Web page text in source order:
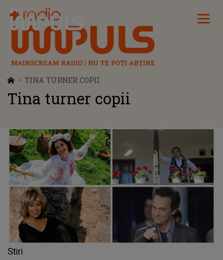
Radio Impuls
TINA TURNER COPII
Tina turner copii
Stiri